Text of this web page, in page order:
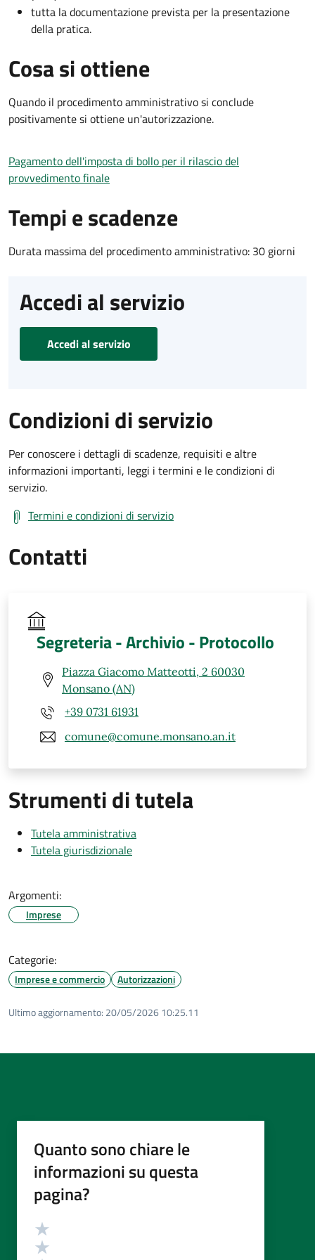
tutta la documentazione prevista per la presentazione
della pratica.
Cosa si ottiene
Quando il procedimento amministrativo si conclude
positivamente si ottiene un'autorizzazione.
Pagamento dell'imposta di bollo per il rilascio del
provvedimento finale
Tempi e scadenze
Durata massima del procedimento amministrativo: 30 giorni
Accedi al servizio
Accedi al servizio
Condizioni di servizio
Per conoscere i dettagli di scadenze, requisiti e altre
informazioni importanti, leggi i termini e le condizioni di
servizio.
Termini e condizioni di servizio
Contatti
Segreteria - Archivio - Protocollo
Piazza Giacomo Matteotti, 2 60030
Monsano (AN)
+39 0731 61931
comune@comune.monsano.an.it
Strumenti di tutela
Tutela amministrativa
Tutela giurisdizionale
Argomenti:
Imprese
Categorie:
Imprese e commercio Autorizzazioni
Ultimo aggiornamento: 20/05/2026 10:25.11
Quanto sono chiare le
informazioni su questa
pagina?
Valutazione